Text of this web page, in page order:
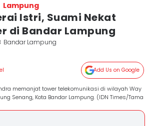
Lampung
Istri, Suami Nekat
di Bandar Lampung
Bandar Lampung
Add Us on Google
memanjat tower telekomunikasi di wilayah Way
Senang, Kota Bandar Lampung. (IDN Times/Tama